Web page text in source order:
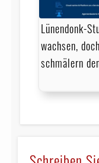
Lünendonk-
wachsen,
schmälern